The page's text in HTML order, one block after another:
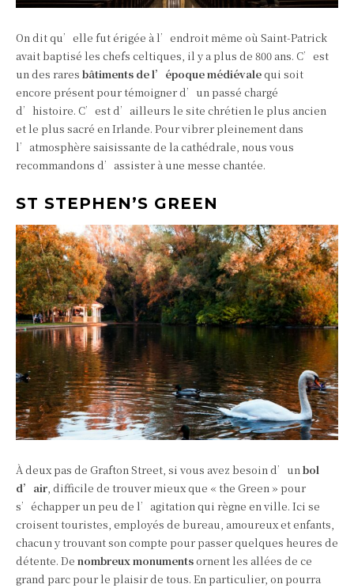
On dit qu’elle fut érigée à l’endroit même où Saint-Patrick
avait baptisé les chefs celtiques, il y a plus de 800 ans. C’est
un des rares bâtiments de l’époque médiévalequi soit
encore présent pour témoigner d’un passé chargé
d’histoire. C’est d’ailleurs le site chrétien le plus ancien
et le plus sacré en Irlande. Pour vibrer pleinement dans
l’atmosphère saisissante de la cathédrale, nous vous
recommandons d’assister à une messe chantée.
ST STEPHEN’S GREEN
À deux pas de Grafton Street, si vous avez besoin d’unbol
d’air, difficile de trouver mieux que « the Green » pour
s’échapper un peu de l’agitation qui règne en ville. Ici se
croisent touristes, employés de bureau, amoureux et enfants,
chacun y trouvant son compte pour passer quelques heures de
détente. De nombreux monumentsornent les allées de ce
grand parc pour le plaisir de tous. En particulier, on pourra